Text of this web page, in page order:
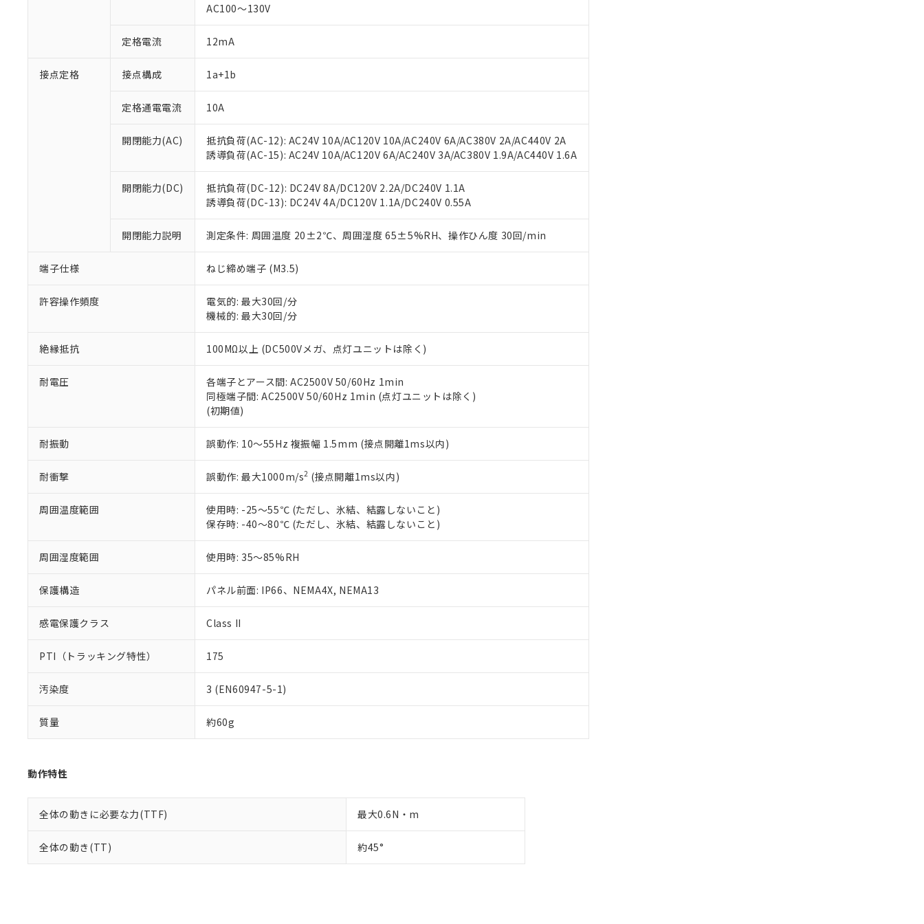
AC100～130V
定格電流 12mA
接点定格 接点構成 1a+1b
定格通電電流 10A
開閉能力(AC)
抵抗負荷(AC-12): AC24V 10A/AC120V 10A/AC240V 6A/AC380V 2A/AC440V 2A
誘導負荷(AC-15): AC24V 10A/AC120V 6A/AC240V 3A/AC380V 1.9A/AC440V 1.6A
開閉能力(DC)
抵抗負荷(DC-12): DC24V 8A/DC120V 2.2A/DC240V 1.1A
誘導負荷(DC-13): DC24V 4A/DC120V 1.1A/DC240V 0.55A
開閉能力説明 測定条件: 周囲温度 20±2℃、周囲湿度 65±5%RH、操作ひん度 30回/min
端子仕様 ねじ締め端子 (M3.5)
許容操作頻度
電気的: 最大30回/分
機械的: 最大30回/分
絶縁抵抗 100MΩ以上 (DC500Vメガ、点灯ユニットは除く)
耐電圧
各端子とアース間: AC2500V 50/60Hz 1min
同極端子間: AC2500V 50/60Hz 1min (点灯ユニットは除く)
(初期値)
耐振動 誤動作: 10～55Hz 複振幅 1.5mm (接点開離1ms以内)
耐衝撃 誤動作: 最大1000m/s2 (接点開離1ms以内)
周囲温度範囲
使用時: -25～55℃ (ただし、氷結、結露しないこと)
保存時: -40～80℃ (ただし、氷結、結露しないこと)
周囲湿度範囲 使用時: 35～85%RH
保護構造 パネル前面: IP66、NEMA4X, NEMA13
感電保護クラス Class II
PTI（トラッキング特性） 175
汚染度 3 (EN60947-5-1)
質量 約60g
動作特性
全体の動きに必要な力(TTF) 最大0.6N・m
全体の動き(TT) 約45°
ご利用条件
以下の条件をお読みいただき、同意のうえご利用ください。
くものです。
当社制御機器事業取扱商品の中には、本サービスの対象外となる商品もあることをご了承ください。
在庫状況および標準価格照会結果は、記載している更新日時点での社内データに基づき作成されるも
のであり、閲覧された時点での実際の在庫および標準価格とは異なる場合があることをご了承くださ
い。
正式な納期状況および標準価格はお客様のお取引先、またはお客様担当のオムロン制御機器販売店・
当社販売員にご相談ください。
オムロン制御機器販売店や当社販売拠点は「 販売ネットワーク
」をご確認ください。
在庫状況および標準価格結果を当社の事前の承諾なく第三者に漏洩または開示しないようお願いしま
す。
マイパーツ機能（部品リスト作成サービス）をご利用いただくには、I-Webメンバーズにご登録され
お客様が当ウェブサイト上で当社にご登録された部品リストについて、当社および当社の共同利用者
が、当社の製品・サービスに関するお客様との取引・商談に必要な範囲で利用することをご了承くだ
さい。
※当社の共同利用者とは、"個人情報の共同利用に関して"
いる法人を指します。
対応済み：EU RoHS指令（10物質）の非含有に対応した製品が提供可能な商品です。
調査・確認中：EU RoHS指令（10物質）の非含有の対応状況を調査中または確認中の商品です。
非該当品：ライセンス料など無形物で、有害物質有無と関係のない商品です。
仕入先様の事情により、非含有部品としていたものが、含有品と判明した場合などやむを得ず変更すること
があります。
六価クロム(Cr(Ⅵ)) 1000ppm以下、ポリ臭化ビフェニル類(PBB) 1000ppm以下、ポリ臭化ジフェニルエーテル類(PBDE) 1000ppm以下、
フタル酸ビス(2-エチルヘキシル) (DEHP)(別名：DOP) 1000ppm以下、フタル酸ブチルベンジル（BBP） 1000ppm以下、フタル酸ジブチ
ル（DBP） 1000ppm以下、フタル酸ジイソブチル (DIBP) 1000ppm以下
但し、RoHS指令で産業用監視および制御機器に対する適用除外項目は除く。
※2 対応予定月
部品在庫の切り替え状況などにより、予定月が前後することがあります。
※3 非含有証明書ダウンロード
下記の非含有証明書をダウンロードすることができます。
EU RoHS指令（10物質）の非含有証明書
51物質の非含有証明書（当社基準）
※本証明書は発行日時点で非含有を証明するもので、過去に遡って非含有を証明するものではありません。
また、RoHS指令のフタル酸エステル類４物質の対応では、対応完了までの期間は出荷製品に未対応品が
混在することから備考欄に対応日を記載しておりました。
既に当社にて対応品への在庫切替を完了していることから、特段のことがない限り、2022年1月12日よ
り割愛しております。
※1 中国RoHS○×表
「×」：最大均質材料含有率が中国RoHSの基準値を超えていることを示します。
「－」：未確認です。当社販売部門へお問い合わせください。
*中国RoHS10物質の基準値 (GB/T26572)：
DBP(フタル酸ジブチル) : 1000ppm、 DIBP(フタル酸ジイソブチル) : 1000ppm、 BBP(フタル酸ブチルベンジル) : 1000ppm、
DEHP(フタル酸ビス(2-エチルヘキシル)) : 1000ppm
※2 環境保護使用期限
「ｅ」：有害物質（10物質）のすべてが基準値以下であることを示します。
「10」：通常の使用状況下において有害物質が外部に漏えいし、環境に深刻な影響を及ぼさない年数を意
味します。
「－」：未確認です。当社販売部門へお問い合わせください。
う）を輸出または国外への提供する場合は、日本国政府の輸出許可(または役務取引許可)を取得する
などの必要な手続きをとります。
当社は規制貨物を破棄する場合は、完全に破砕するなど、違法に輸出されないよう必要な手段を講じ
当社は貴社製品を、核兵器、ミサイル、化学兵器、生物兵器またはその他武器並びにこれらの製造装
置等に一切使用いたしません。
当社は、貴社製品を第三者に販売する場合は、上記1、2および3の内容を当該第三者に通知します。
また当社は、販売先および販売に係わる関係者が違法に輸出するおそれがある場合は、取り引きをい
たしません。
記
号
説明
○ 一定数以上の在庫あり
△ 一定数には満たないが在庫あり
－
在庫なし(最新の在庫状況については、お客様のお取引先、またはお客様担当のオムロン制御
機器販売店・当社販売員にご確認ください)
空
白
受注生産機種、また在庫状況の情報を公開していない機種